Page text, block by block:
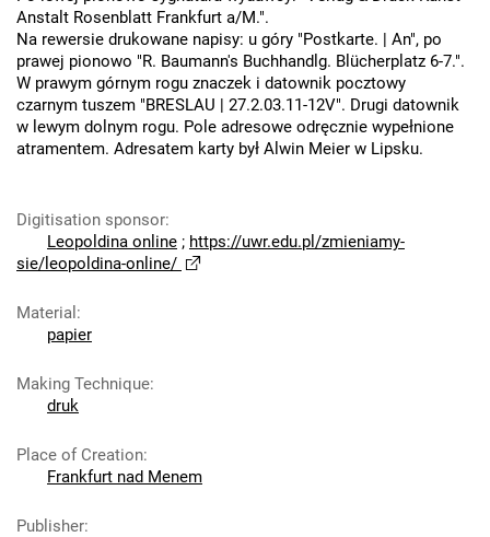
Anstalt Rosenblatt Frankfurt a/M.".
Na rewersie drukowane napisy: u góry "Postkarte. | An", po
prawej pionowo "R. Baumann's Buchhandlg. Blücherplatz 6-7.".
W prawym górnym rogu znaczek i datownik pocztowy
czarnym tuszem "BRESLAU | 27.2.03.11-12V". Drugi datownik
w lewym dolnym rogu. Pole adresowe odręcznie wypełnione
atramentem. Adresatem karty był Alwin Meier w Lipsku.
Digitisation sponsor:
Leopoldina online ; https://uwr.edu.pl/zmieniamy-
sie/leopoldina-online/
Material :
papier
Making Technique:
druk
Place of Creation:
Frankfurt nad Menem
Publisher: